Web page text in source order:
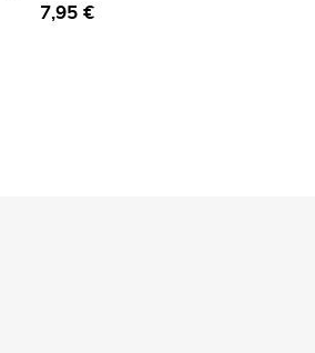
Prix ​​actuel
7,95 €